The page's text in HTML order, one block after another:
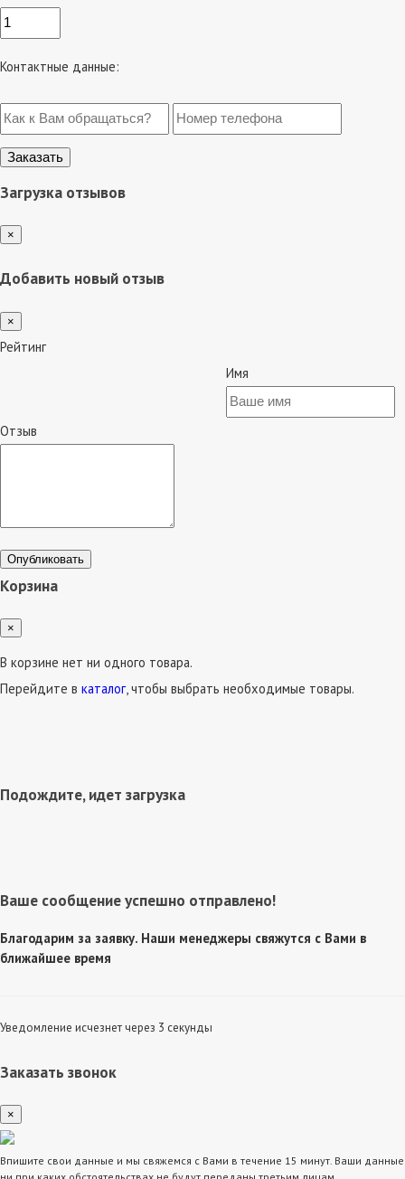
Контактные данные:
Загрузка отзывов
×
Добавить новый отзыв
×
Рейтинг
Имя
Отзыв
Опубликовать
Корзина
×
В корзине нет ни одного товара.
Перейдите в каталог, чтобы выбрать необходимые товары.
Подождите, идет загрузка
Ваше сообщение успешно отправлено!
Благодарим за заявку. Наши менеджеры свяжутся с Вами в
ближайшее время
Уведомление исчезнет через 3 секунды
Заказать звонок
×
Впишите свои данные и мы свяжемся с Вами в течение 15 минут. Ваши данные